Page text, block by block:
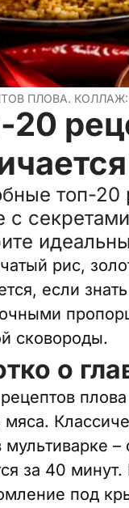
ПЛОВА. КОЛЛАЖ:
20
топ-20
с
рис,
если
сковороды.
о
мультиварке
за 40
под